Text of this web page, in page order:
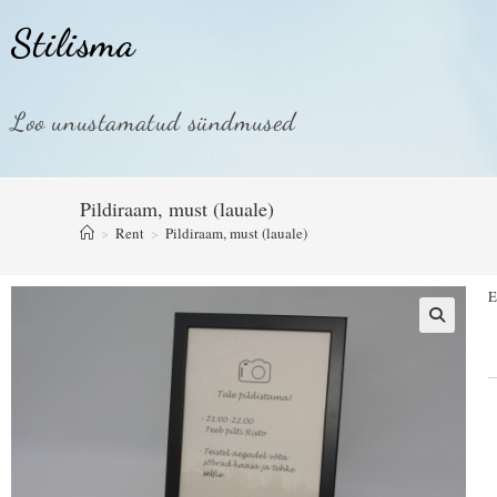
Stilisma
Loo unustamatud sündmused
Pildiraam, must (lauale)
> Rent > Pildiraam, must (lauale)